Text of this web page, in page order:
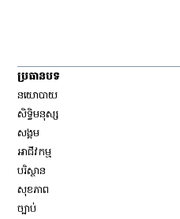
ប្រធានបទ
នយោបាយ
សិទ្ធិ​មនុស្ស
សង្គម
អាជីវកម្ម
បរិស្ថាន
សុខភាព
ច្បាប់